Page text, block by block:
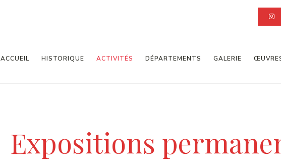
ACCUEIL HISTORIQUE ACTIVITÉS DÉPARTEMENTS GALERIE
Expositions